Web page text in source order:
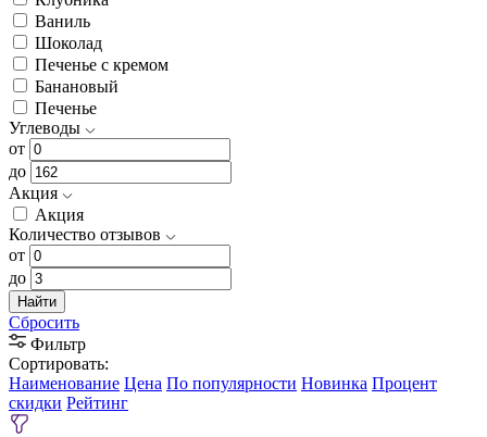
Ваниль
Шоколад
Печенье с кремом
Банановый
Печенье
Углеводы
от
до
Акция
Акция
Количество отзывов
от
до
Найти
Сбросить
Фильтр
Сортировать:
Наименование Цена По популярности Новинка Процент
скидки Рейтинг